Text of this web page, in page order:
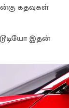
கதவுகள்
இதன்